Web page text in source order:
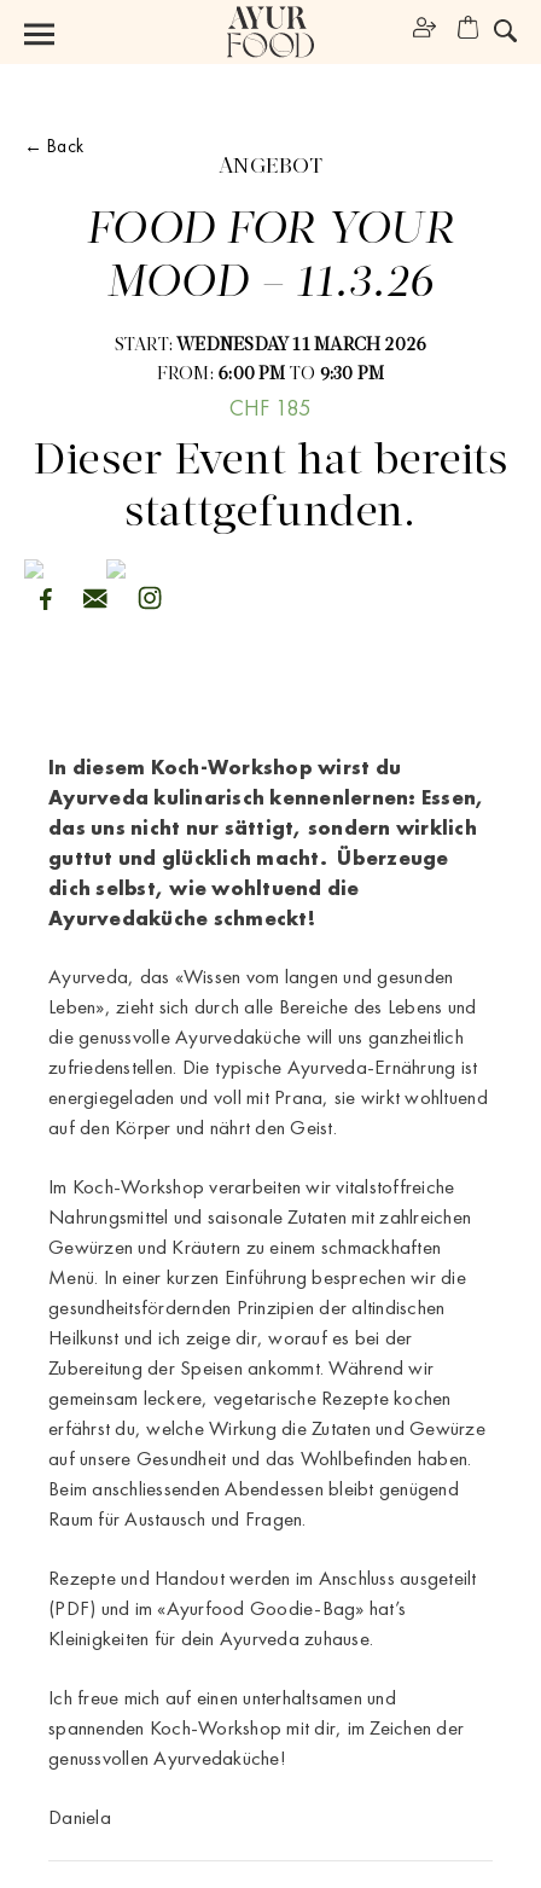
← Back
ANGEBOT
FOOD FOR YOUR
MOOD – 11.3.26
START: WEDNESDAY 11 MARCH 2026
FROM: 6:00 PM TO 9:30 PM
CHF 185
Dieser Event hat bereits
stattgefunden.
In diesem Koch-Workshop wirst du
Ayurveda kulinarisch kennenlernen: Essen,
das uns nicht nur sättigt, sondern wirklich
guttut und glücklich macht. Überzeuge
dich selbst, wie wohltuend die
Ayurvedaküche schmeckt!
Ayurveda, das «Wissen vom langen und gesunden
Leben», zieht sich durch alle Bereiche des Lebens und
die genussvolle Ayurvedaküche will uns ganzheitlich
zufriedenstellen. Die typische Ayurveda-Ernährung ist
energiegeladen und voll mit Prana, sie wirkt wohltuend
auf den Körper und nährt den Geist.
Im Koch-Workshop verarbeiten wir vitalstoffreiche
Nahrungsmittel und saisonale Zutaten mit zahlreichen
Gewürzen und Kräutern zu einem schmackhaften
Menü. In einer kurzen Einführung besprechen wir die
gesundheitsfördernden Prinzipien der altindischen
Heilkunst und ich zeige dir, worauf es bei der
Zubereitung der Speisen ankommt. Während wir
gemeinsam leckere, vegetarische Rezepte kochen
erfährst du, welche Wirkung die Zutaten und Gewürze
auf unsere Gesundheit und das Wohlbefinden haben.
Beim anschliessenden Abendessen bleibt genügend
Raum für Austausch und Fragen.
Rezepte und Handout werden im Anschluss ausgeteilt
(PDF) und im «Ayurfood Goodie-Bag» hat’s
Kleinigkeiten für dein Ayurveda zuhause.
Ich freue mich auf einen unterhaltsamen und
spannenden Koch-Workshop mit dir, im Zeichen der
genussvollen Ayurvedaküche!
Daniela